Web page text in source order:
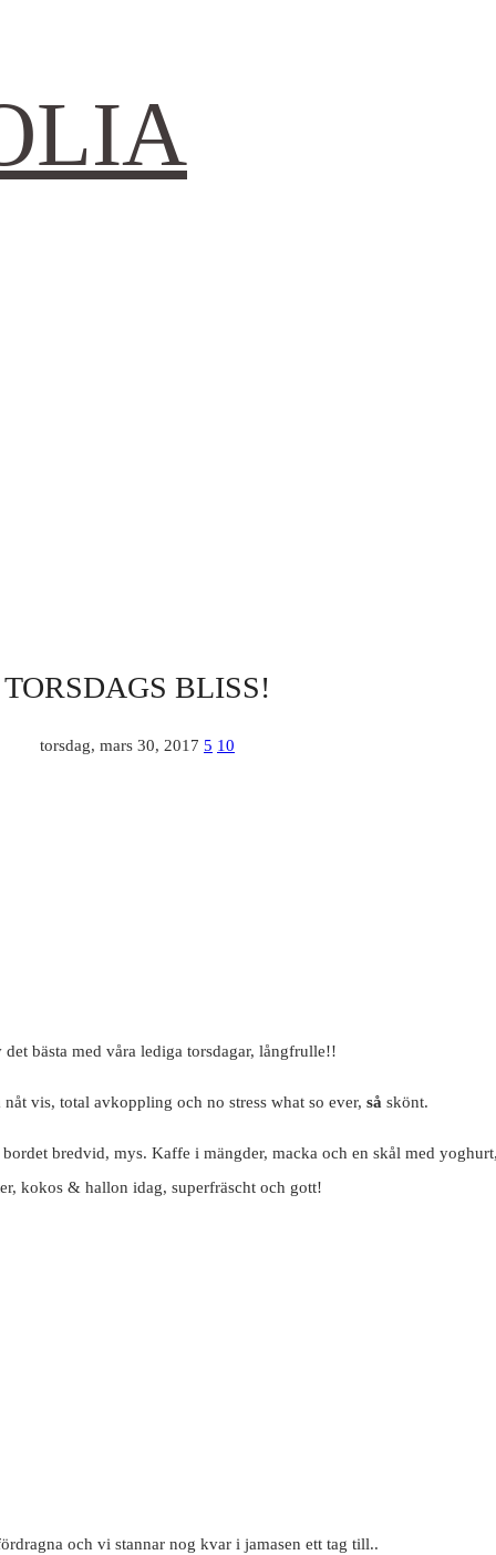
TORSDAGS BLISS!
torsdag, mars 30, 2017 5 10
det bästa med våra lediga torsdagar, långfrulle!!
nåt vis, total avkoppling och no stress what so ever, så skönt.
bredvid, mys. Kaffe i mängder, macka och en skål med
kokos & hallon idag, superfräscht och gott!
och vi stannar nog kvar i jamasen ett tag till..